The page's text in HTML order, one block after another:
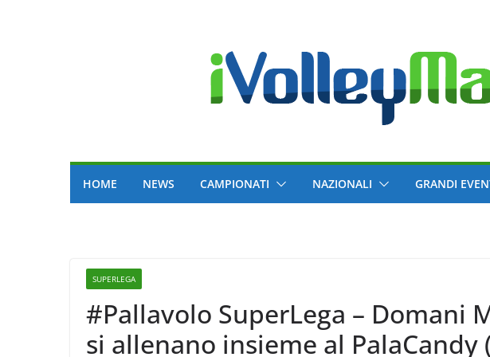
HOME NEWS CAMPIONATI NAZIONALI GRANDI
SUPERLEGA
#Pallavolo SuperLega – Domani
si allenano insieme al PalaCandy